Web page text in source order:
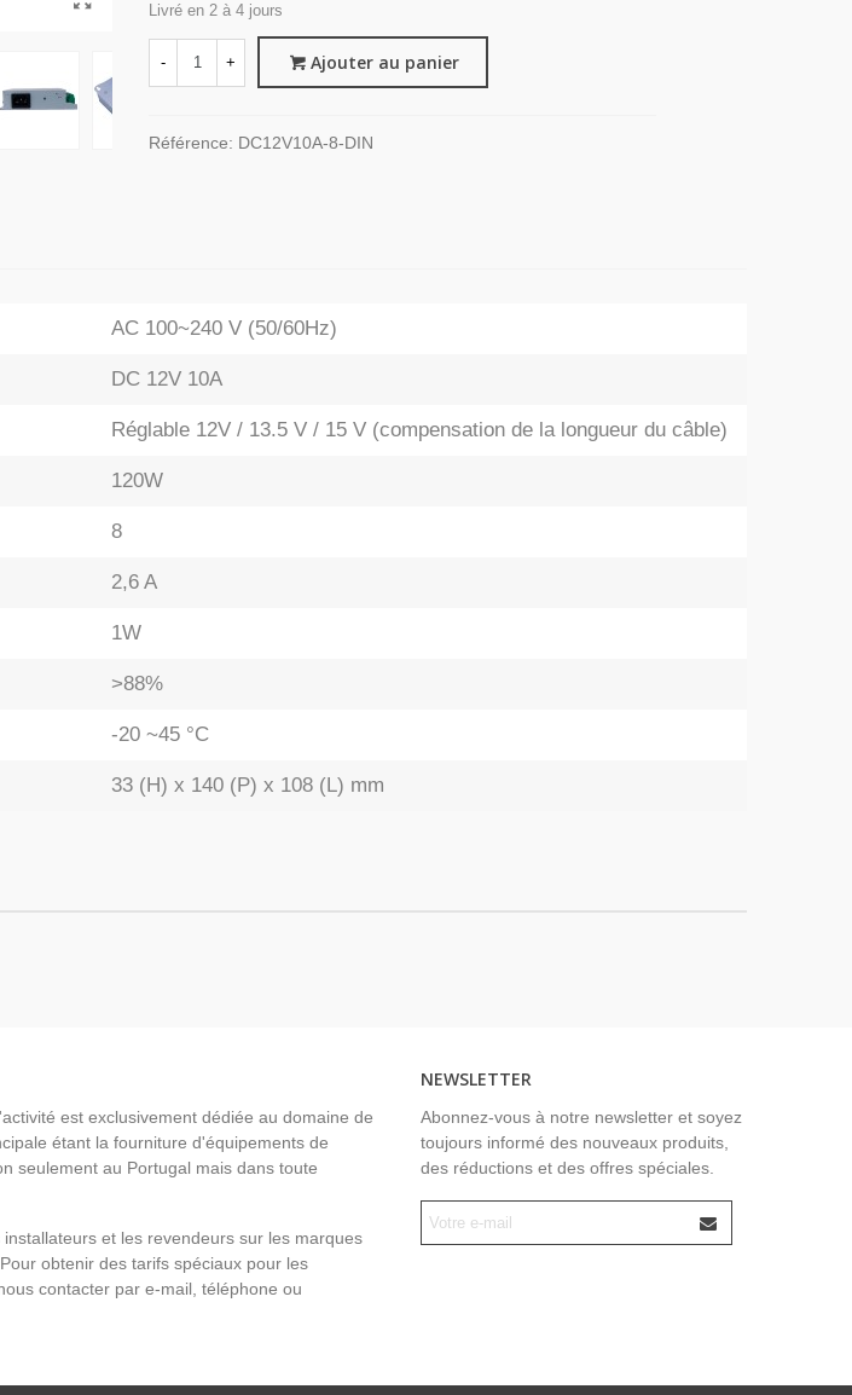
Livré en 2 à 4 jours
- + Ajouter au panier
Référence: DC12V10A-8-DIN
AC 100~240 V (50/60Hz)
DC 12V 10A
Réglable 12V / 13.5 V / 15 V (compensation de la longueur du câble)
120W
8
2,6 A
1W
>88%
-20 ~45 °C
33 (H) x 140 (P) x 108 (L) mm
est exclusivement dédiée au domaine de
étant la fourniture d'équipements de
seulement au Portugal mais dans toute
et les revendeurs sur les marques
obtenir des tarifs spéciaux pour les
contacter par e-mail, téléphone ou
NEWSLETTER
Abonnez-vous à notre newsletter et soyez
toujours informé des nouveaux produits,
des réductions et des offres spéciales.